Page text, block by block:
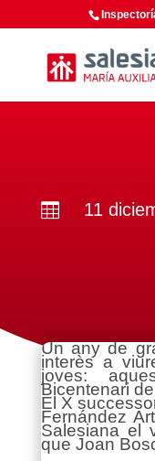
 11
Un any de
interès a
joves:
Bicentenari
El X
Fernández
Salesiana el
que Joan